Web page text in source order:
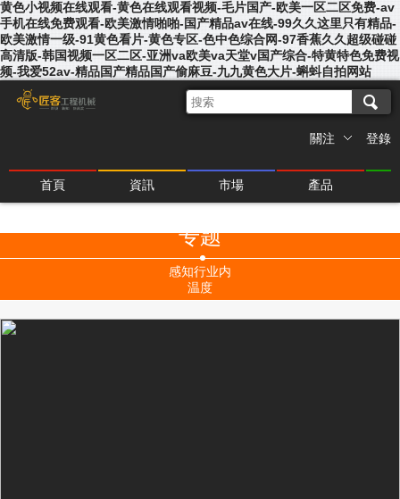
黄色小视频在线观看-黄色在线观看视频-毛片国产-欧美一区二区免费-av
手机在线免费观看-欧美激情啪啪-国产精品av在线-99久久这里只有精品-
欧美激情一级-91黄色看片-黄色专区-色中色综合网-97香蕉久久超级碰碰
高清版-韩国视频一区二区-亚洲va欧美va天堂v国产综合-特黄特色免费视
频-我爱52av-精品国产精品国产偷麻豆-九九黄色大片-蝌蚪自拍网站
登錄
關注
首頁 資訊 市場 產品